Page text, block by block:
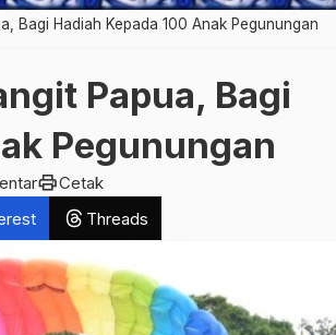
Bagi Hadiah Kepada 100 Anak Pegunungan
Papua, Bagi
Pegunungan
printCetak
Threads